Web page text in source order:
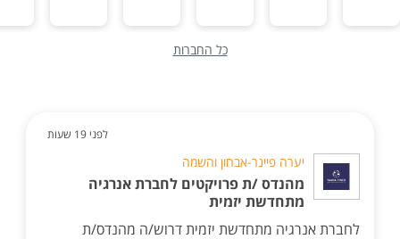
כל החברות
לפני 19 שעות
יערה פיינר-אבחון והשמה
מהנדס /ת פרויקטים לחברת אנרגיה
מתחדשת יזמית
לחברת אנרגיה מתחדשת יזמית דרוש/ה מהנדס/ת